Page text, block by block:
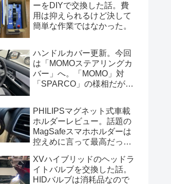
ーをDIYで交換した話。費
用は抑えられるけど決して
簡単な作業ではなかった。
ハンドルカバー更新。今回
は「MOMOステアリングカ
バー」へ。「MOMO」対
「SPARCO」の様相だが、
PHILIPSマグネット式車載
ホルダーレビュー。話題の
MagSafeスマホホルダーは
控えめに言って最高だっ
XVハイブリッドのヘッドラ
イトバルブを交換した話。
HIDバルブは消耗品なので